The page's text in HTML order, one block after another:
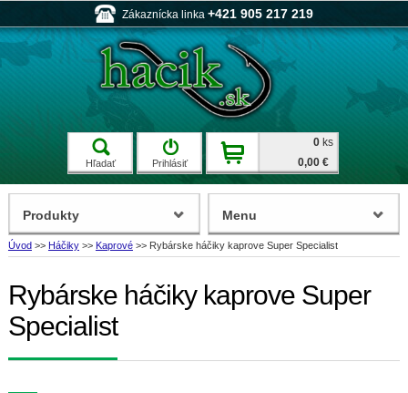
Zákaznícka linka +421 905 217 219
Hľadať Prihlásiť
0 ks
0,00 €
Úvod >> Háčiky >> Kaprové >> Rybárske háčiky kaprove Super Specialist
Rybárske háčiky kaprove Super
Specialist
Produkty Menu